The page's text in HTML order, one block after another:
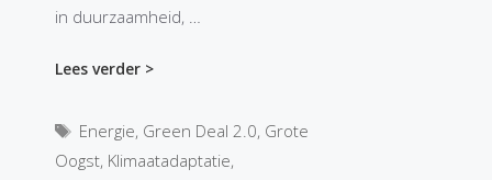
in duurzaamheid, …
Lees verder >
Tags
Energie, Green Deal 2.0, Grote
Oogst, Klimaatadaptatie,